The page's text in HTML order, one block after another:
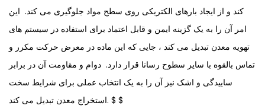
کند و از ایجاد بارهای الکتریکی روی سطح مواد جلوگیری می کند. این
امر آن را به یک گزینه ایمن و قابل اعتماد برای استفاده در سیستم های
تهویه معدن تبدیل می کند ، جایی که این ماده در معرض حرکت مکرر و
تماس بالقوه با سایر سطوح رسانا قرار دارد. دوام و مقاومت آن در برابر
ساییدگی و اشک نیز آن را به یک انتخاب عملی برای شرایط سخت
استخراج معدن تبدیل می کند. $ $